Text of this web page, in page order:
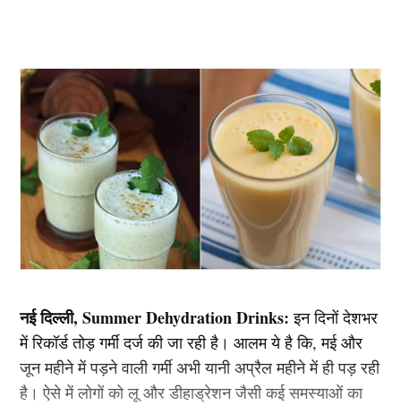
नई दिल्ली, Summer Dehydration Drinks: इन दिनों देशभर
में रिकॉर्ड तोड़ गर्मी दर्ज की जा रही है। आलम ये है कि, मई और
जून महीने में पड़ने वाली गर्मी अभी यानी अप्रैल महीने में ही पड़ रही
है। ऐसे में लोगों को लू और डीहाड्रेशन जैसी कई समस्याओं का